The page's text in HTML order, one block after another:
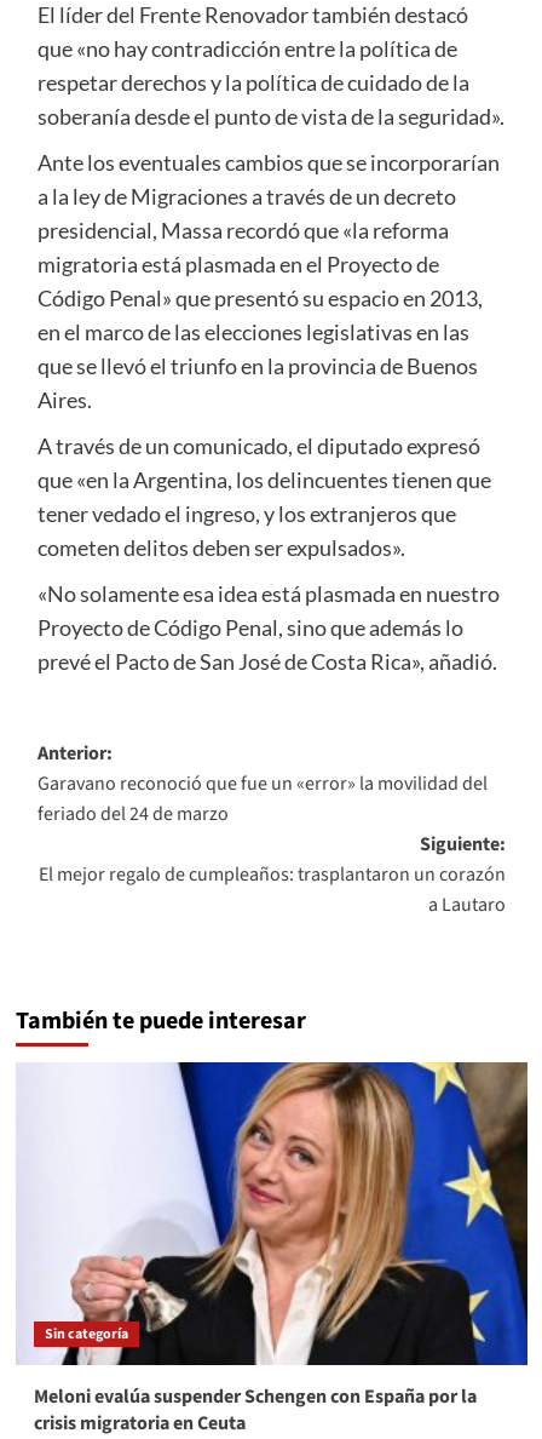
El líder del Frente Renovador también destacó
que «no hay contradicción entre la política de
respetar derechos y la política de cuidado de la
soberanía desde el punto de vista de la seguridad».
Ante los eventuales cambios que se incorporarían
a la ley de Migraciones a través de un decreto
presidencial, Massa recordó que «la reforma
migratoria está plasmada en el Proyecto de
Código Penal» que presentó su espacio en 2013,
en el marco de las elecciones legislativas en las
que se llevó el triunfo en la provincia de Buenos
Aires.
A través de un comunicado, el diputado expresó
que «en la Argentina, los delincuentes tienen que
tener vedado el ingreso, y los extranjeros que
cometen delitos deben ser expulsados».
«No solamente esa idea está plasmada en nuestro
Proyecto de Código Penal, sino que además lo
prevé el Pacto de San José de Costa Rica», añadió.
Navegación
de
entradas
Anterior:
Garavano reconoció que fue un «error» la movilidad del
feriado del 24 de marzo
Siguiente:
El mejor regalo de cumpleaños: trasplantaron un corazón
a Lautaro
También te puede interesar
Sin categoría
Meloni evalúa suspender Schengen con España por la
crisis migratoria en Ceuta